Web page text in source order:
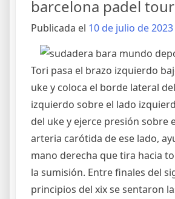
barcelona padel tour
Publicada el 10 de julio de 2023
Tori pasa el brazo izquierdo
uke y coloca el borde lateral
izquierdo sobre el lado
del uke y ejerce presión sobre
arteria carótida de ese lado,
mano derecha que tira hacia
la sumisión. Entre finales del
principios del xix se sentaron